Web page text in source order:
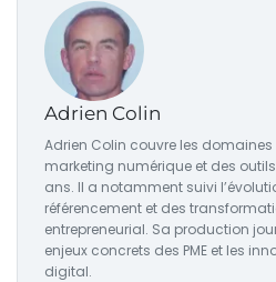
Adrien Colin
Adrien Colin couvre les
marketing numérique et des
ans. Il a notamment suivi
référencement et des
entrepreneurial. Sa production
enjeux concrets des PME et les
digital.